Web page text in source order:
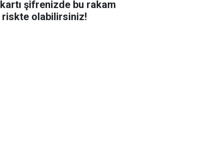
şifrenizde bu rakam
olabilirsiniz!